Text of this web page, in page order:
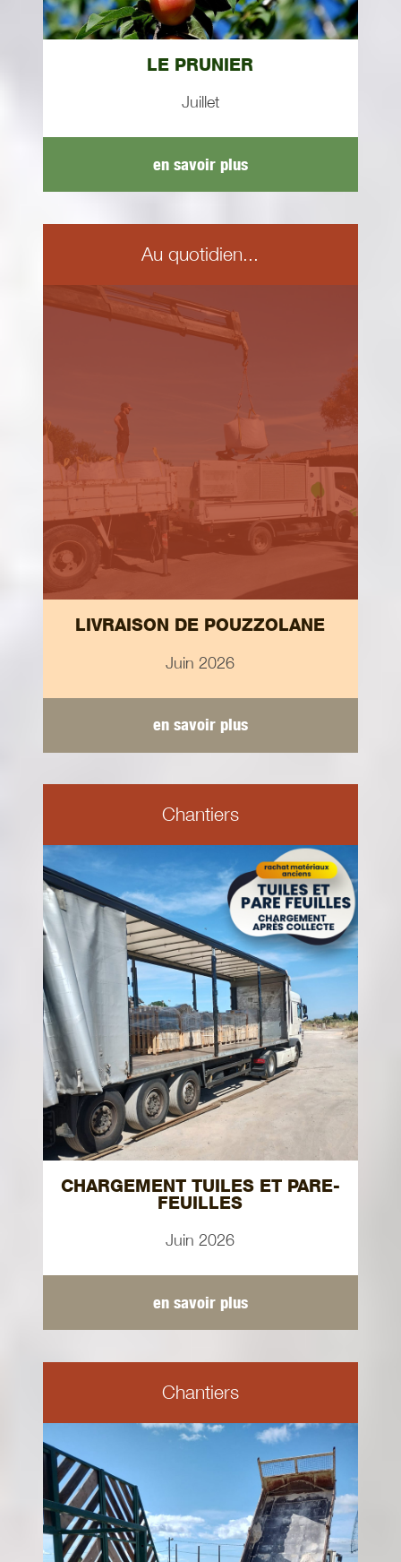
LE PRUNIER
Juillet
en savoir plus
Au quotidien...
LIVRAISON DE POUZZOLANE
Juin 2026
en savoir plus
Chantiers
CHARGEMENT TUILES ET PARE-
FEUILLES
Juin 2026
en savoir plus
Chantiers